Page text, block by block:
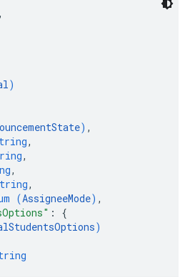
,
)
) ,
,
,
,
,
(AssigneeMode) ,
: {
)